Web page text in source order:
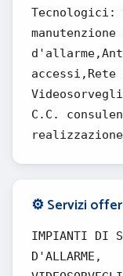
C.C.
⚙️ Servizi
IMPIANTI DI
D'ALLARME,